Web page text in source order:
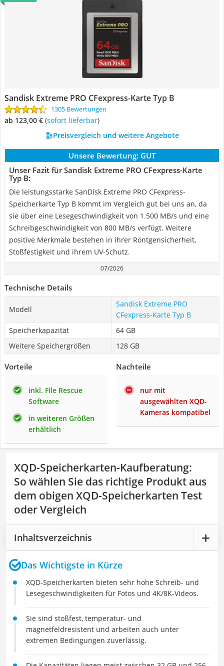
Sandisk Extreme PRO CFexpress-Karte Typ B
1305 Bewertungen
ab 123,00 € ( Sofort lieferbar)
Preisvergleich und weitere Angebote
Unsere Bewertung: GUT
Unser Fazit für Sandisk Extreme PRO CFexpress-Karte
Typ B:
Die leistungsstarke SanDisk Extreme PRO CFexpress-
Speicherkarte Typ B kommt im Vergleich gut bei uns an, da
sie über eine Lesegeschwindigkeit von 1.500 MB/s und eine
Schreibgeschwindigkeit von 800 MB/s verfügt. Weitere
positive Merkmale bestehen in ihrer Röntgensicherheit,
Stoßfestigkeit und ihrem UV-Schutz.
07/2026
Technische Details
Modell
Sandisk Extreme PRO
CFexpress-Karte Typ B
Speicherkapazität
64 GB
Weitere Speichergrößen
128 GB
Vorteile
inkl. File Rescue
Software
in weiteren Größen
erhältlich
Nachteile
nur mit
ausgewählten XQD-
Kameras kompatibel
XQD-Speicherkarten-Kaufberatung:
So wählen Sie das richtige Produkt aus
dem obigen XQD-Speicherkarten Test
oder Vergleich
Inhaltsverzeichnis
Das Wichtigste in Kürze
XQD-Speicherkarten bieten sehr hohe Schreib- und
Lesegeschwindigkeiten für Fotos und 4K/8K-Videos.
Sie sind stoßfest, temperatur- und
magnetfeldresistent und arbeiten auch unter
extremen Bedingungen zuverlässig.